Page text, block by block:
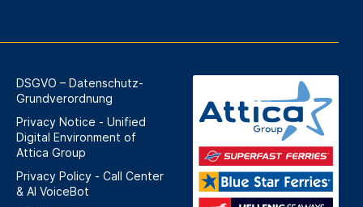
DSGVO – Datenschutz-
Grundverordnung
Privacy Notice - Unified
Digital Environment of
Attica Group
Privacy Policy - Call Center
& ΑΙ VoiceBot